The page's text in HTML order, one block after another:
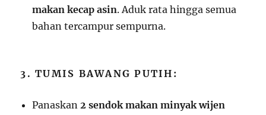
makan kecap asin. Aduk rata hingga semua
bahan tercampur sempurna.
3. TUMIS BAWANG PUTIH:
Panaskan2 sendok makan minyak wijen